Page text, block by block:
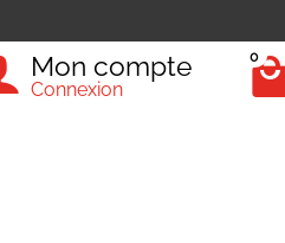
Mon compte
Connexion
0